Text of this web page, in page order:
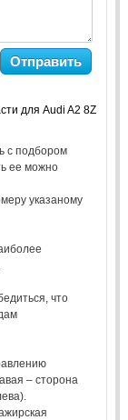
Отправить
для Audi A2 8Z
с подбором
ее можно
указаному
что
– сторона